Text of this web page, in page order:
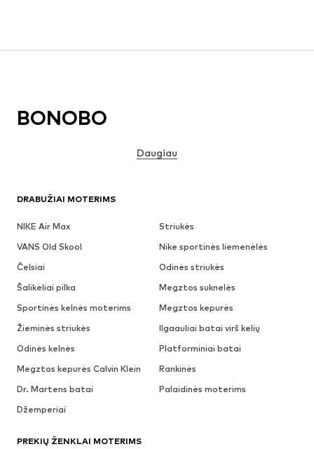
DRABUŽIAI MOTERIMS
NIKE Air Max
Striukės
VANS Old Skool
Nike sportinės liemenėlės
Čelsiai
Odinės striukės
Šalikėliai pilka
Megztos suknelės
Sportinės kelnės moterims
Megztos kepurės
Žieminės striukės
Ilgaauliai batai virš kelių
Odinės kelnės
Platforminiai batai
Megztos kepurės Calvin Klein
Rankinės
Dr. Martens batai
Palaidinės moterims
Džemperiai
PREKIŲ ŽENKLAI MOTERIMS
BONOBO
Daugiau